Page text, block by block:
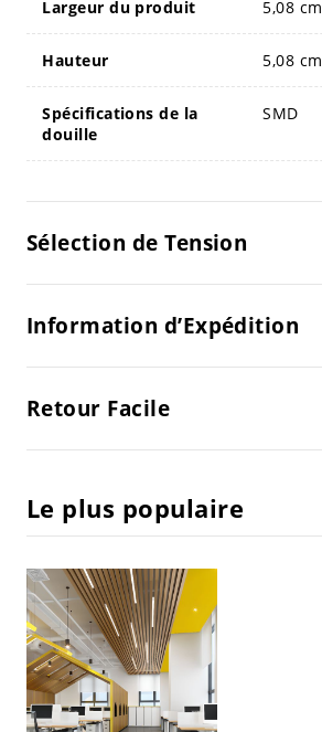
Largeur du produit 5,08 cm
Hauteur 5,08 cm
Spécifications de la
douille
SMD
Sélection de Tension
Information d’Expédition
Retour Facile
Le plus populaire